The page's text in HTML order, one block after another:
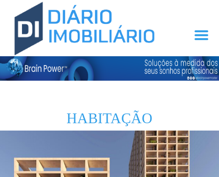
HABITAÇÃO